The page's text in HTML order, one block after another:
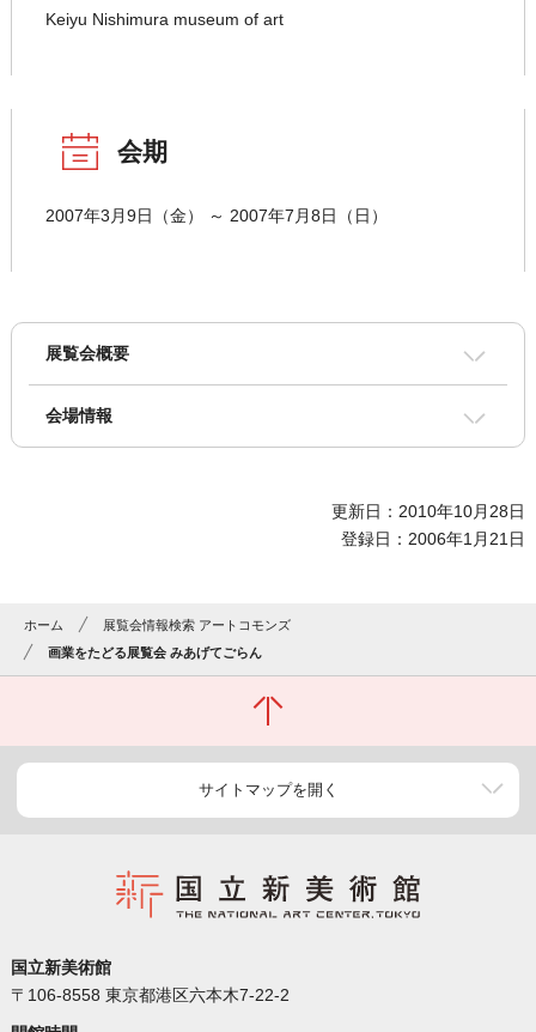
Keiyu Nishimura museum of art
会期
2007年3月9日（金） ～ 2007年7月8日（日）
展覧会概要
会場情報
更新日：2010年10月28日
登録日：2006年1月21日
ホーム
展覧会情報検索 アートコモンズ
画業をたどる展覧会 みあげてごらん
サイトマップを開く
国立新美術館
〒106-8558 東京都港区六本木7-22-2